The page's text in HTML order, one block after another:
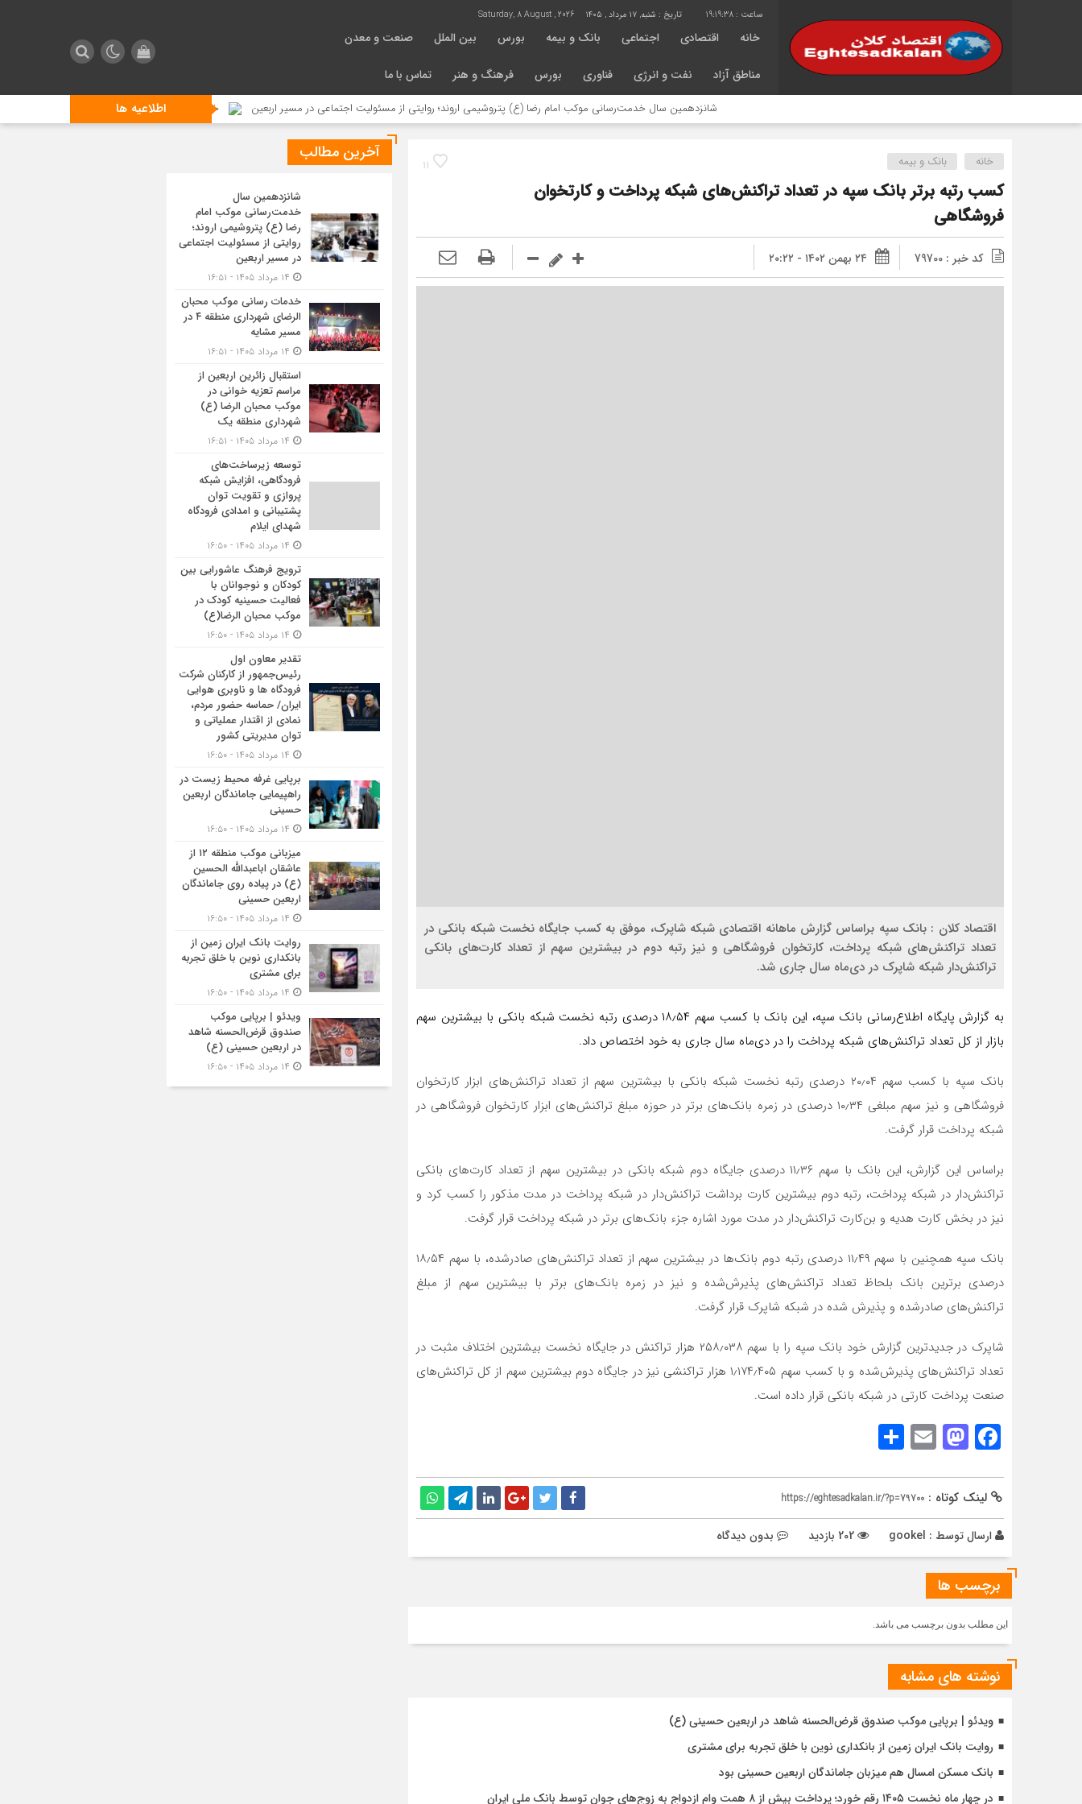
19:19:38 تاریخ : شنبه, ۱۷ مرداد , ۱۴۰۵ Saturday, 8 August , 2026
خانه اقتصادی اجتماعی بانک و بیمه بورس بین الملل صنعت و معدن
مناطق آزاد نفت و انرژی فناوری بورس فرهنگ و هنر تماس با ما
اطلاعیه ها شانزدهمین سال خدمت‌رسانی موکب امام رضا (ع) پتروشیمی اروند؛ روایتی از مسئولیت اجتماعی در مسیر اربعین خدمات رسانی موکب محبان الرضای شهرداری منطقه ۴ در مسیر مشایه
11 خانه بانک و بیمه
کسب رتبه برتر بانک سپه در تعداد تراکنش‌های شبکه پرداخت و کارتخوان
فروشگاهی
کد خبر : 79700 ۲۴ بهمن ۱۴۰۲ - ۲۰:۲۲
اقتصاد کلان : بانک سپه براساس گزارش ماهانه اقتصادی شبکه شاپرک، موفق به کسب جایگاه نخست شبکه بانکی در
تعداد تراکنش‌های شبکه پرداخت، کارتخوان فروشگاهی و نیز رتبه دوم در بیشترین سهم از تعداد کارت‌های بانکی
تراکنش‌دار شبکه شاپرک در دی‌‌ماه سال جاری شد.
به گزارش پایگاه اطلاع‌رسانی بانک سپه، این بانک با کسب سهم ۱۸٫۵۴ درصدی رتبه نخست شبکه بانکی با بیشترین سهم
بازار از کل تعداد تراکنش‌های شبکه پرداخت را در دی‌‌ماه سال جاری به خود اختصاص داد.
بانک سپه با کسب سهم ۲۰٫۰۴ درصدی رتبه نخست شبکه بانکی با بیشترین سهم از تعداد تراکنش‌های ابزار کارتخوان
فروشگاهی و نیز سهم مبلغی ۱۰٫۳۴ درصدی در زمره بانک‌های برتر در حوزه مبلغ تراکنش‌های ابزار کارتخوان فروشگاهی در
شبکه پرداخت قرار گرفت.
براساس این گزارش، این بانک با سهم ۱۱٫۳۶ درصدی جایگاه دوم شبکه بانکی در بیشترین سهم از تعداد کارت‌های بانکی
تراکنش‌دار در شبکه پرداخت، رتبه دوم بیشترین کارت برداشت تراکنش‌دار در شبکه پرداخت در مدت مذکور را کسب کرد و
نیز در بخش کارت هدیه و بن‌کارت تراکنش‌دار در مدت مورد اشاره جزء بانک‌های برتر در شبکه پرداخت قرار گرفت.
بانک سپه همچنین با سهم ۱۱٫۴۹ درصدی رتبه دوم بانک‌ها در بیشترین سهم از تعداد تراکنش‌های صادرشده، با سهم ۱۸٫۵۴
درصدی برترین بانک بلحاظ تعداد تراکنش‌های پذیرش‌شده و نیز در زمره بانک‌های برتر با بیشترین سهم از مبلغ
تراکنش‌های صادرشده و پذیرش شده در شبکه شاپرک قرار گرفت.
شاپرک در جدیدترین گزارش خود بانک سپه را با سهم ۲۵۸٫۰۳۸ هزار تراکنش در جایگاه نخست بیشترین اختلاف مثبت در
تعداد تراکنش‌های پذیرش‌شده و با کسب سهم ۱٫۱۷۴٫۴۰۵ هزار تراکنشی نیز در جایگاه دوم بیشترین سهم از کل تراکنش‌های
صنعت پرداخت کارتی در شبکه بانکی قرار داده است.
Facebook
Mastodon
Email
لینک کوتاه : https://eghtesadkalan.ir/?p=79700
ارسال توسط : gookel بدون دیدگاه
برچسب ها
این مطلب بدون برچسب می باشد.
نوشته های مشابه
ویدئو | برپایی موکب صندوق قرض‌الحسنه شاهد در اربعین حسینی (ع)
روایت بانک ایران زمین از بانکداری نوین با خلق تجربه برای مشتری
بانک مسکن امسال هم میزبان جاماندگان اربعین حسینی بود
در چهار ماه نخست ۱۴۰۵ رقم خورد؛ پرداخت بیش از ۸ همت وام ازدواج به زوج‌های جوان توسط بانک ملی ایران
آخرین مطالب
شانزدهمین سال
خدمت‌رسانی موکب امام
رضا (ع) پتروشیمی اروند؛
روایتی از مسئولیت اجتماعی
در مسیر اربعین
خدمات رسانی موکب محبان
الرضای شهرداری منطقه ۴ در
مسیر مشایه
استقبال زائرین اربعین از
مراسم تعزیه خوانی در
موکب محبان الرضا (ع)
شهرداری منطقه یک
توسعه زیرساخت‌های
فرودگاهی، افزایش شبکه
پروازی و تقویت توان
پشتیبانی و امدادی فرودگاه
شهدای ایلام
ترویج فرهنگ عاشورایی بین
کودکان و نوجوانان با
فعالیت حسینیه کودک در
موکب محبان الرضا(ع)
تقدیر معاون اول
رئیس‌جمهور از کارکنان شرکت
فرودگاه ها و ناوبری هوایی
ایران/ حماسه حضور مردم،
نمادی از اقتدار عملیاتی و
توان مدیریتی کشور
برپایی غرفه محیط زیست در
راهپیمایی جاماندگان اربعین
حسینی
میزبانی موکب منطقه ۱۲ از
عاشقان اباعبدالله الحسین
(ع) در پیاده روی جاماندگان
اربعین حسینی
روایت بانک ایران زمین از
بانکداری نوین با خلق تجربه
برای مشتری
ویدئو | برپایی موکب
صندوق قرض‌الحسنه شاهد
در اربعین حسینی (ع)